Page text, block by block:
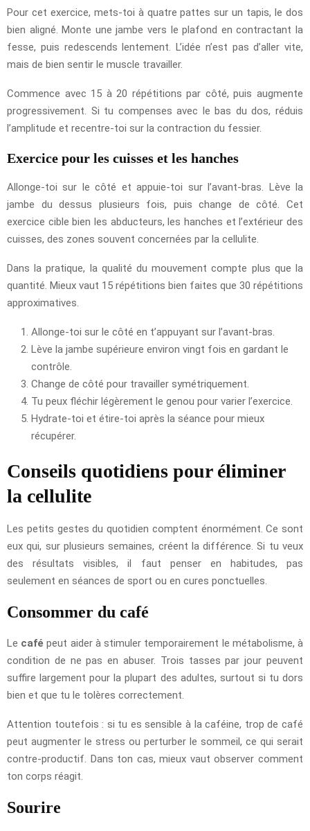
Pour cet exercice, mets-toi à quatre pattes sur un tapis, le dos
bien aligné. Monte une jambe vers le plafond en contractant la
fesse, puis redescends lentement. L’idée n’est pas d’aller vite,
mais de bien sentir le muscle travailler.
Commence avec 15 à 20 répétitions par côté, puis augmente
progressivement. Si tu compenses avec le bas du dos, réduis
l’amplitude et recentre-toi sur la contraction du fessier.
Exercice pour les cuisses et les hanches
Allonge-toi sur le côté et appuie-toi sur l’avant-bras. Lève la
jambe du dessus plusieurs fois, puis change de côté. Cet
exercice cible bien les abducteurs, les hanches et l’extérieur des
cuisses, des zones souvent concernées par la cellulite.
Dans la pratique, la qualité du mouvement compte plus que la
quantité. Mieux vaut 15 répétitions bien faites que 30 répétitions
approximatives.
Allonge-toi sur le côté en t’appuyant sur l’avant-bras.
Lève la jambe supérieure environ vingt fois en gardant le
contrôle.
Change de côté pour travailler symétriquement.
Tu peux fléchir légèrement le genou pour varier l’exercice.
Hydrate-toi et étire-toi après la séance pour mieux
récupérer.
Conseils quotidiens pour éliminer
la cellulite
Les petits gestes du quotidien comptent énormément. Ce sont
eux qui, sur plusieurs semaines, créent la différence. Si tu veux
des résultats visibles, il faut penser en habitudes, pas
seulement en séances de sport ou en cures ponctuelles.
Consommer du café
Le café peut aider à stimuler temporairement le métabolisme, à
condition de ne pas en abuser. Trois tasses par jour peuvent
suffire largement pour la plupart des adultes, surtout si tu dors
bien et que tu le tolères correctement.
Attention toutefois : si tu es sensible à la caféine, trop de café
peut augmenter le stress ou perturber le sommeil, ce qui serait
contre-productif. Dans ton cas, mieux vaut observer comment
ton corps réagit.
Sourire